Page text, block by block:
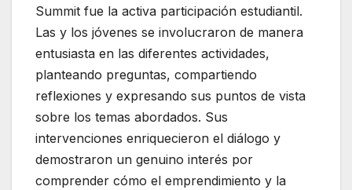
Summit fue la activa participación estudiantil.
Las y los jóvenes se involucraron de manera
entusiasta en las diferentes actividades,
planteando preguntas, compartiendo
reflexiones y expresando sus puntos de vista
sobre los temas abordados. Sus
intervenciones enriquecieron el diálogo y
demostraron un genuino interés por
comprender cómo el emprendimiento y la